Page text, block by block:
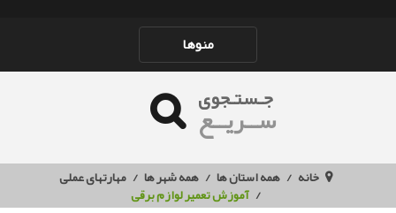
Toggle
navigation
منوها
جـستـجوی
ســریــع
خانه همه استان ها همه شهر ها مهارتهای عملی
آموزش تعمیر لوازم برقی